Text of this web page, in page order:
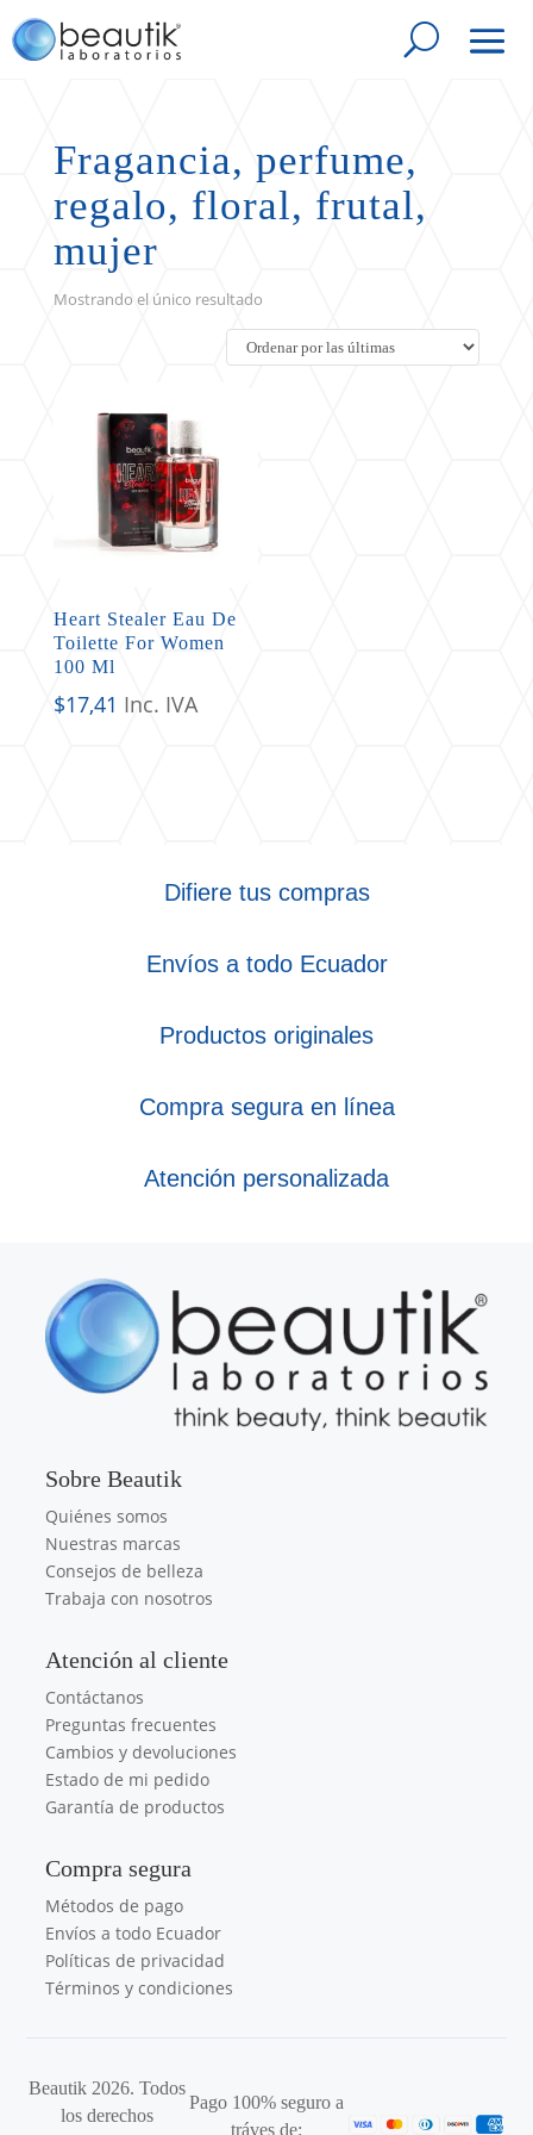
Fragancia, perfume,
regalo, floral, frutal,
mujer
Mostrando el único resultado
Heart Stealer Eau De
Toilette For Women
100 Ml
$17,41 Inc. IVA
Difiere tus compras
Envíos a todo Ecuador
Productos originales
Compra segura en línea
Atención personalizada
Sobre Beautik
Quiénes somos
Nuestras marcas
Consejos de belleza
Trabaja con nosotros
Atención al cliente
Contáctanos
Preguntas frecuentes
Cambios y devoluciones
Estado de mi pedido
Garantía de productos
Compra segura
Métodos de pago
Envíos a todo Ecuador
Políticas de privacidad
Términos y condiciones
Beautik 2026. Todos
los derechos
Pago 100% seguro a
tráves de: